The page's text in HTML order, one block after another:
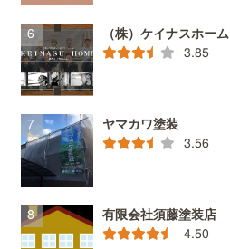
（株）ケイナスホーム
3.85
ヤマカワ塗装
3.56
有限会社須藤塗装店
4.50